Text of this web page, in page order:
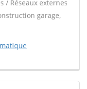
/ Réseaux externes
garage,